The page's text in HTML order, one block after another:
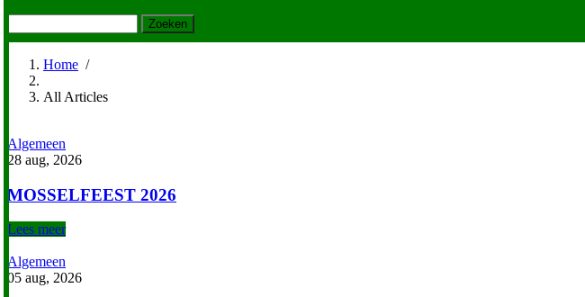
Kruimelpad
Home /
All Articles
Algemeen
28 aug, 2026
MOSSELFEEST 2026
Lees meer
Algemeen
05 aug, 2026